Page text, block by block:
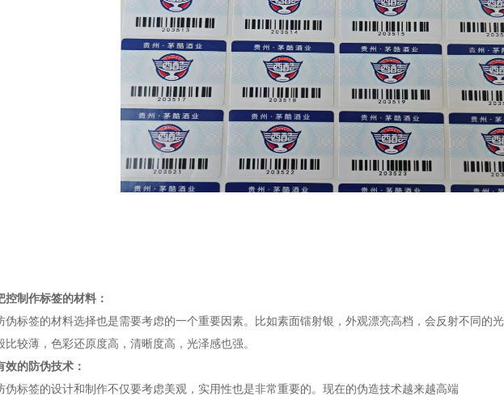
控制作标签的材料：
伪标签的材料选择也是需要考虑的一个重要因素。比如素面镭射银，外观漂亮高档，会反射不同的
比较薄，色彩还原度高，清晰度高，光泽感也强。
效的防伪技术：
伪标签的设计和制作不仅要考虑美观，实用性也是非常重要的。现在的伪造技术越来越高端